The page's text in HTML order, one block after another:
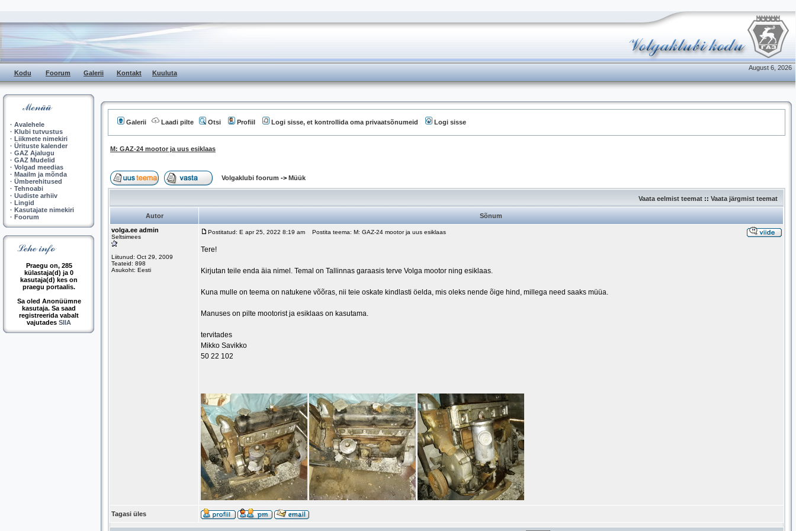
Kodu Foorum Galerii Kontakt Kuuluta
August 6, 2026
· Avalehele
· Klubi tutvustus
· Liikmete nimekiri
· Ürituste kalender
· GAZ Ajalugu
· GAZ Mudelid
· Volgad meedias
· Maailm ja mõnda
· Ümberehitused
· Tehnoabi
· Uudiste arhiiv
· Lingid
· Kasutajate nimekiri
· Foorum
Praegu on, 285
külastaja(d) ja 0
kasutaja(d) kes on
praegu portaalis.
Sa oled Anonüümne
kasutaja. Sa saad
registreerida vabalt
vajutades SIIA
Galerii Laadi pilte Otsi Profiil Logi sisse, et kontrollida oma privaatsõnumeid Logi sisse
M: GAZ-24 mootor ja uus esiklaas
Volgaklubi foorum -> Müük
Vaata eelmist teemat :: Vaata järgmist teemat
Autor
Sõnum
volga.ee admin
Seltsimees
Liitunud: Oct 29, 2009
Teateid: 898
Asukoht: Eesti
Postitatud: E apr 25, 2022 8:19 am Postita teema: M: GAZ-24 mootor ja uus esiklaas
Tere!
Kirjutan teile enda äia nimel. Temal on Tallinnas garaasis terve Volga mootor ning esiklaas.
Kuna mulle on teema on natukene võõras, nii teie oskate kindlasti öelda, mis oleks nende õige hind, millega need saaks müüa.
Manuses on pilte mootorist ja esiklaas on kasutama.
tervitades
Mikko Savikko
50 22 102
Tagasi üles